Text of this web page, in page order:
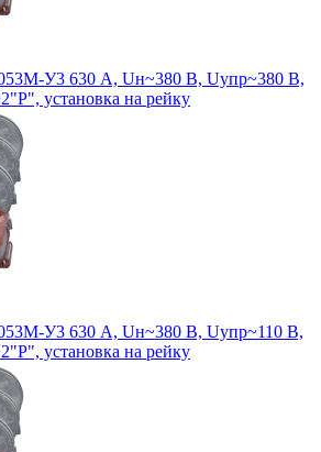
У3 630 А, Uн~380 В, Uупр~380 В,
установка на рейку
У3 630 А, Uн~380 В, Uупр~110 В,
установка на рейку